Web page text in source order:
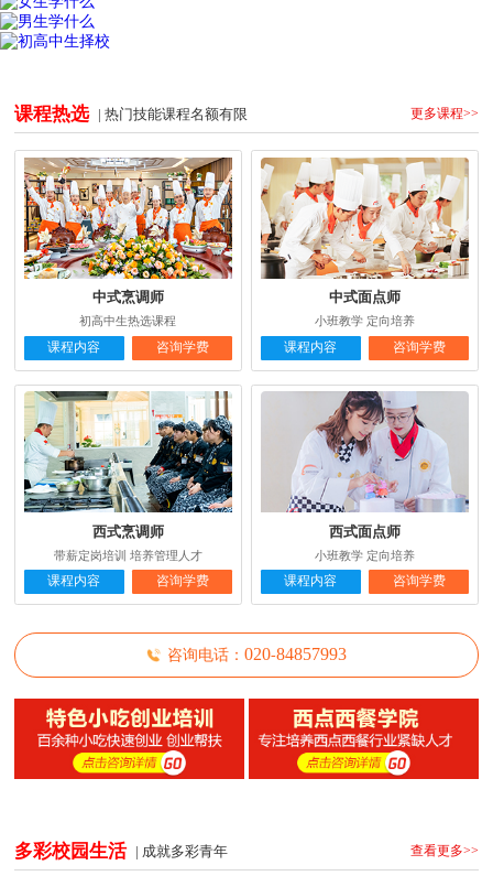
课程热选 | 热门技能课程名额有限 更多课程>>
中式烹调师
初高中生热选课程
课程内容 咨询学费
中式面点师
小班教学 定向培养
课程内容 咨询学费
西式烹调师
带薪定岗培训 培养管理人才
课程内容 咨询学费
西式面点师
小班教学 定向培养
课程内容 咨询学费
咨询电话：020-84857993
多彩校园生活 | 成就多彩青年 查看更多>>